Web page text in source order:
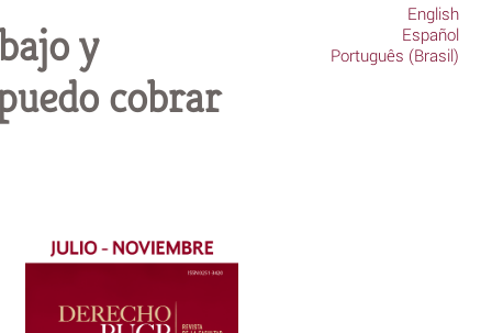
y
cobrar
English
Español
Português (Brasil)